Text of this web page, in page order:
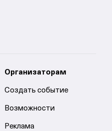
Организаторам
Создать событие
Возможности
Реклама